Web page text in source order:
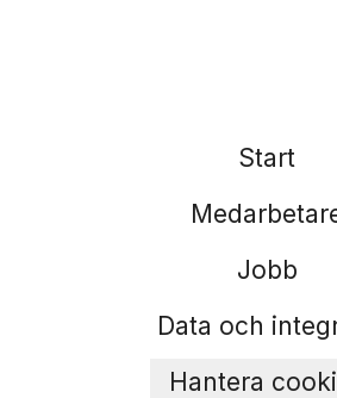
Start
Jobb
Data och
Hantera